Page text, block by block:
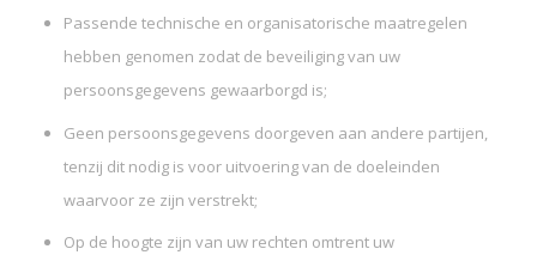
Passende technische en organisatorische maatregelen
hebben genomen zodat de beveiliging van uw
persoonsgegevens gewaarborgd is;
Geen persoonsgegevens doorgeven aan andere partijen,
tenzij dit nodig is voor uitvoering van de doeleinden
waarvoor ze zijn verstrekt;
Op de hoogte zijn van uw rechten omtrent uw